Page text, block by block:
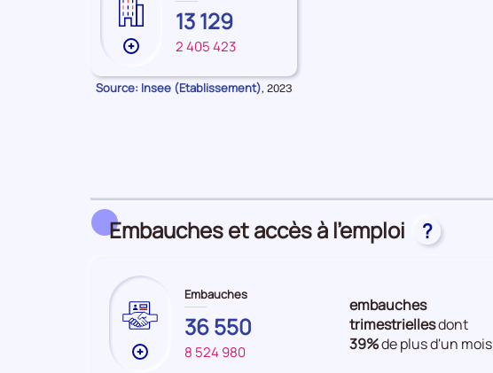
Plus
données
EURE-
ET-
LOIR
13 129
FRANCE
2 405 423
Source: Insee (Etablissement), Données
2023
Embauches et accès à l’emploi ?
Plus
Embauches
EURE-
ET-
LOIR
36 550
FRANCE
8 524 980
embauches
trimestriellesdont
39%de plus d'un mois